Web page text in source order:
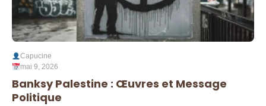
Capucine
mai 9, 2026
Banksy Palestine : Œuvres et Message
Politique